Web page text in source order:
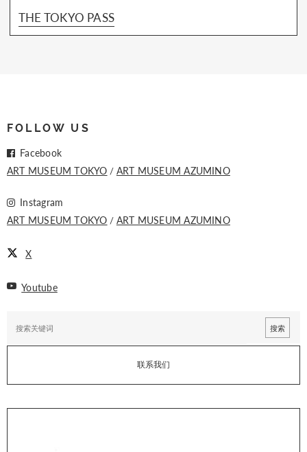
THE TOKYO PASS
FOLLOW US
Facebook
ART MUSEUM TOKYO
ART MUSEUM AZUMINO
Instagram
ART MUSEUM TOKYO
ART MUSEUM AZUMINO
X
Youtube
联系我们